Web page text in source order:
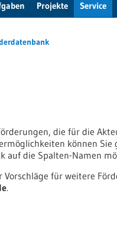
Projekte Service
die für die
können
auf die Spalten-Namen
Vorschläge für weitere
.